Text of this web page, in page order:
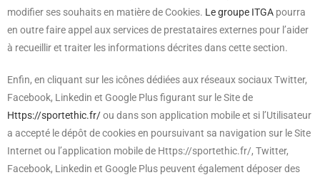
modifier ses souhaits en matière de Cookies. Le groupe ITGA pourra
en outre faire appel aux services de prestataires externes pour l’aider
à recueillir et traiter les informations décrites dans cette section.
Enfin, en cliquant sur les icônes dédiées aux réseaux sociaux Twitter,
Facebook, Linkedin et Google Plus figurant sur le Site de
Https://sportethic.fr/ou dans son application mobile et si l’Utilisateur
a accepté le dépôt de cookies en poursuivant sa navigation sur le Site
Internet ou l’application mobile de Https://sportethic.fr/, Twitter,
Facebook, Linkedin et Google Plus peuvent également déposer des